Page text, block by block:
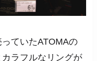
ていたATOMAの
ラフルなリングが